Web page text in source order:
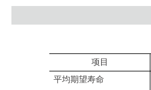
项目
平均期望寿命